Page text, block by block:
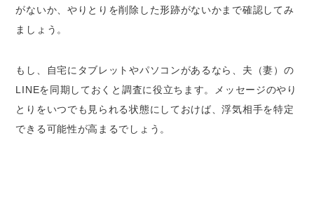
がないか、やりとりを削除した形跡がないかまで確認してみ
ましょう。
もし、自宅にタブレットやパソコンがあるなら、夫（妻）の
LINEを同期しておくと調査に役立ちます。メッセージのやり
とりをいつでも見られる状態にしておけば、浮気相手を特定
できる可能性が高まるでしょう。